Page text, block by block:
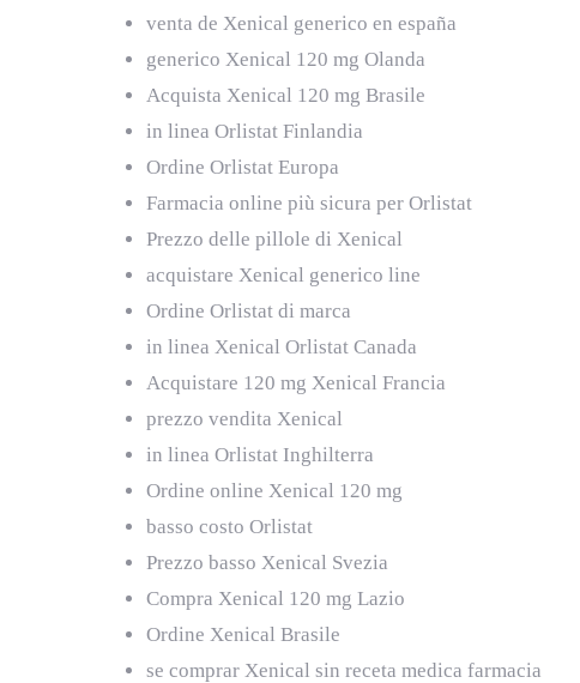
venta de Xenical generico en españa
generico Xenical 120 mg Olanda
Acquista Xenical 120 mg Brasile
in linea Orlistat Finlandia
Ordine Orlistat Europa
Farmacia online più sicura per Orlistat
Prezzo delle pillole di Xenical
acquistare Xenical generico line
Ordine Orlistat di marca
in linea Xenical Orlistat Canada
Acquistare 120 mg Xenical Francia
prezzo vendita Xenical
in linea Orlistat Inghilterra
Ordine online Xenical 120 mg
basso costo Orlistat
Prezzo basso Xenical Svezia
Compra Xenical 120 mg Lazio
Ordine Xenical Brasile
se comprar Xenical sin receta medica farmacia